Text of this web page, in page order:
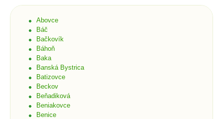
Abovce
Báč
Bačkovík
Báhoň
Baka
Banská Bystrica
Batizovce
Beckov
Beňadiková
Beniakovce
Benice